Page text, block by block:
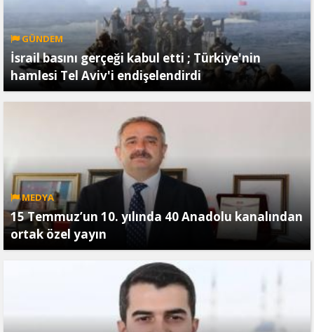
GÜNDEM
İsrail basını gerçeği kabul etti ; Türkiye'nin
hamlesi Tel Aviv'i endişelendirdi
MEDYA
15 Temmuz’un 10. yılında 40 Anadolu kanalından
ortak özel yayın